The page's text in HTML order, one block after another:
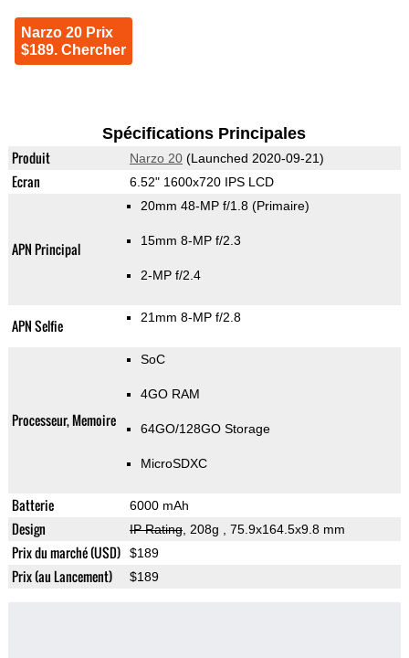
Narzo 20 Prix
$189. Chercher
Spécifications Principales
Produit Narzo 20(Launched 2020-09-21)
Ecran 6.52" 1600x720 IPS LCD
APN Principal
20mm 48-MP f/1.8 (Primaire)
15mm 8-MP f/2.3
2-MP f/2.4
APN Selfie 21mm 8-MP f/2.8
Processeur, Memoire
SoC
4GO RAM
64GO/128GO Storage
MicroSDXC
Batterie 6000 mAh
Design IP Rating, 208g , 75.9x164.5x9.8 mm
Prix du marché (USD) $189
Prix (au Lancement) $189